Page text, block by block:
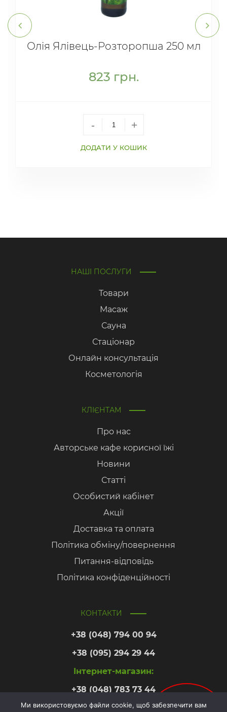
Олія Ялівець-Розторопша 250 мл
823 грн.
- +
ДОДАТИ У КОШИК
НАШІ ПОСЛУГИ
Товари
Масаж
Сауна
Стаціонар
Онлайн консультація
Косметологія
КЛІЄНТАМ
Про нас
Авторське кафе корисної їжі
Новини
Статті
Особистий кабінет
Акції
Доставка та оплата
Політика обміну/повернення
Питання-відповідь
Політика конфіденційності
КОНТАКТИ
+38 (048) 794 00 94
+38 (095) 294 29 44
Інтернет-магазин:
+38 (048) 783 73 44
Ми використовуємо файли cookie, щоб забезпечити вам